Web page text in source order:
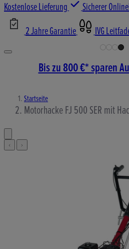
Kostenlose Lieferung
Sicherer
2 Jahre Garantie
IVG
Bis zu 800 €* sparen
Startseite
Motorhacke FJ 500 SER mit